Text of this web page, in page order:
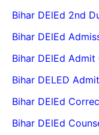
Bihar DElEd 2nd
Bihar DElEd
Bihar DElEd
Bihar DELED
Bihar DElEd
Bihar DElEd